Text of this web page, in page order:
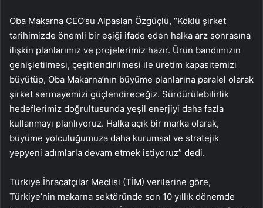
Oba Makarna CEO’su Alpaslan Özgüçlü, “Köklü şirket
tarihimizde önemli bir eşiği ifade eden halka arz sonrasına
ilişkin planlarımız ve projelerimiz hazır. Ürün bandımızın
genişletilmesi, çeşitlendirilmesi ile üretim kapasitemizi
büyütüp, Oba Makarna’nın büyüme planlarına paralel olarak
şirket sermayemizi güçlendireceğiz. Sürdürülebilirlik
hedeflerimiz doğrultusunda yeşil enerjiyi daha fazla
kullanmayı planlıyoruz. Halka açık bir marka olarak,
büyüme yolculuğumuza daha kurumsal ve stratejik
yepyeni adımlarla devam etmek istiyoruz” dedi.
Türkiye İhracatçılar Meclisi (TİM) verilerine göre,
Türkiye’nin makarna sektöründe son 10 yıllık dönemde